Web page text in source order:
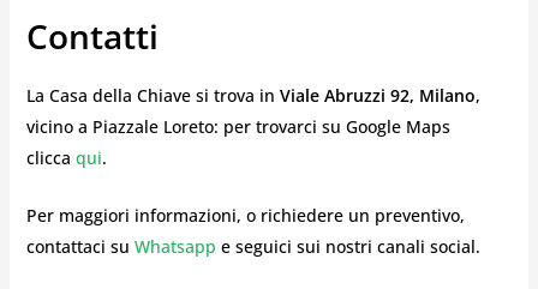
Contatti
La Casa della Chiave si trova in Viale Abruzzi 92, Milano,
vicino a Piazzale Loreto: per trovarci su Google Maps
clicca qui.
Per maggiori informazioni, o richiedere un preventivo,
contattaci su Whatsapp e seguici sui nostri canali social.